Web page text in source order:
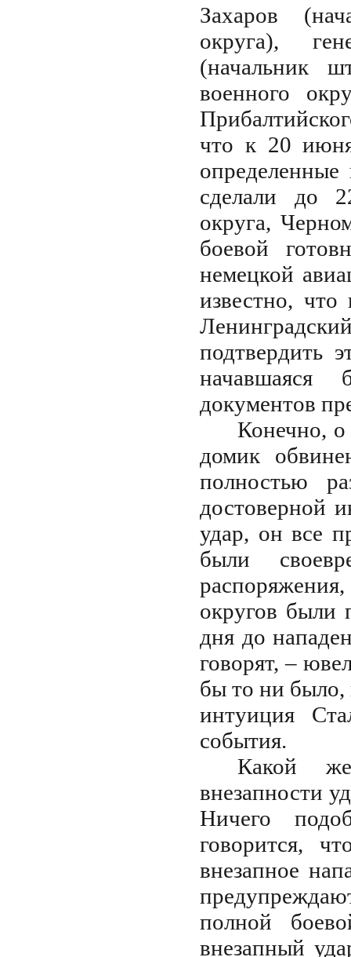
Захаров
округа),
(начальник
военного
что к 20
сделали до
округа,
боевой
немецкой
известно, что
подтвердить
начавшаяся
документов
Конечно, о
домик
полностью
достоверной
удар, он все
были
округов были
дня до
говорят, –
бы то ни было,
интуиция
события.
Какой
внезапности
Ничего
говорится,
внезапное
полной
внезапный